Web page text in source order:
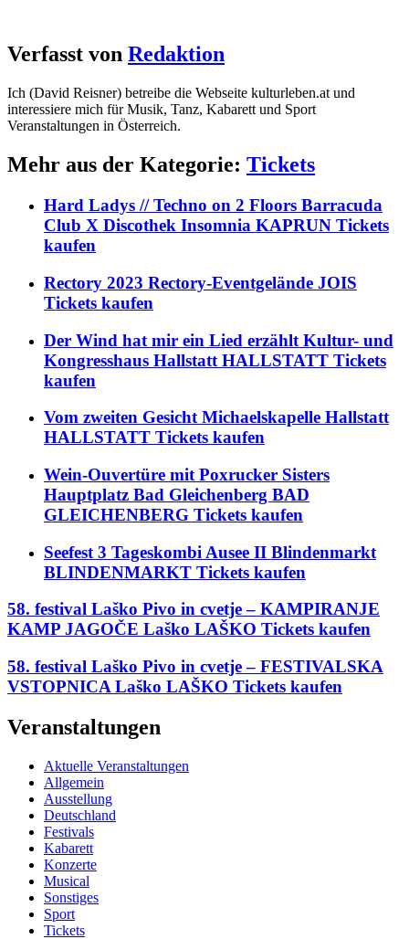
Verfasst von Redaktion
Ich (David Reisner) betreibe die Webseite kulturleben.at und
interessiere mich für Musik, Tanz, Kabarett und Sport
Veranstaltungen in Österreich.
Mehr aus der Kategorie: Tickets
Hard Ladys // Techno on 2 Floors Barracuda
Club X Discothek Insomnia KAPRUN Tickets
kaufen
Rectory 2023 Rectory-Eventgelände JOIS
Tickets kaufen
Der Wind hat mir ein Lied erzählt Kultur- und
Kongresshaus Hallstatt HALLSTATT Tickets
kaufen
Vom zweiten Gesicht Michaelskapelle Hallstatt
HALLSTATT Tickets kaufen
Wein-Ouvertüre mit Poxrucker Sisters
Hauptplatz Bad Gleichenberg BAD
GLEICHENBERG Tickets kaufen
Seefest 3 Tageskombi Ausee II Blindenmarkt
BLINDENMARKT Tickets kaufen
58. festival Laško Pivo in cvetje – KAMPIRANJE
KAMP JAGOČE Laško LAŠKO Tickets kaufen
58. festival Laško Pivo in cvetje – FESTIVALSKA
VSTOPNICA Laško LAŠKO Tickets kaufen
Veranstaltungen
Aktuelle Veranstaltungen
Allgemein
Ausstellung
Deutschland
Festivals
Kabarett
Konzerte
Musical
Sonstiges
Sport
Tickets